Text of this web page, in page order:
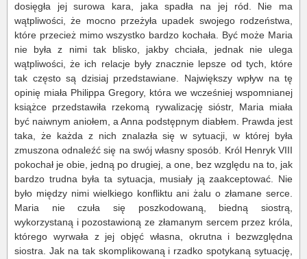
dosięgła jej surowa kara, jaka spadła na jej ród. Nie ma
wątpliwości, że mocno przeżyła upadek swojego rodzeństwa,
które przecież mimo wszystko bardzo kochała. Być może Maria
nie była z nimi tak blisko, jakby chciała, jednak nie ulega
wątpliwości, że ich relacje były znacznie lepsze od tych, które
tak często są dzisiaj przedstawiane. Największy wpływ na tę
opinię miała Philippa Gregory, która we wcześniej wspomnianej
książce przedstawiła rzekomą rywalizację sióstr, Maria miała
być naiwnym aniołem, a Anna podstępnym diabłem. Prawda jest
taka, że każda z nich znalazła się w sytuacji, w której była
zmuszona odnaleźć się na swój własny sposób. Król Henryk VIII
pokochał je obie, jedną po drugiej, a one, bez względu na to, jak
bardzo trudna była ta sytuacja, musiały ją zaakceptować. Nie
było między nimi wielkiego konfliktu ani żalu o złamane serce.
Maria nie czuła się poszkodowaną, biedną siostrą,
wykorzystaną i pozostawioną ze złamanym sercem przez króla,
którego wyrwała z jej objęć własna, okrutna i bezwzględna
siostra. Jak na tak skomplikowaną i rzadko spotykaną sytuację,